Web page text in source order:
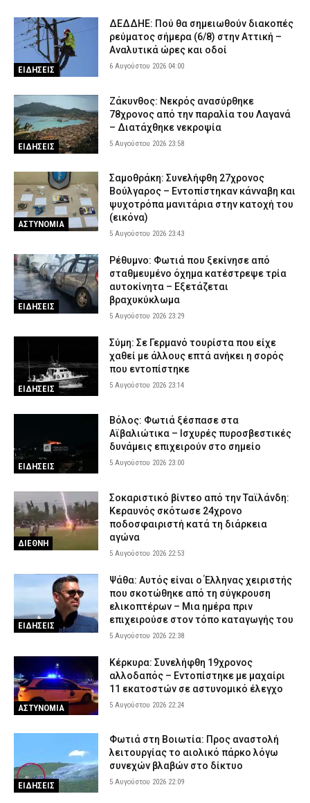
ΣΩΜΑΤΑ ΑΣΦΑΛΕΙΑΣ 5 Αυγούστου 2026 17:53
Οινόη – Χαλκίδα: Διακοπή σιδηροδρομικής γραμμής λόγω
φωτιάς – Τι ανακοίνωσε η Hellenic Train
ΕΙΔΗΣΕΙΣ 5 Αυγούστου 2026 17:42
Εκτεταμένες επιχειρήσεις της ΕΛ.ΑΣ. οδήγησαν σε 23
συλλήψεις στη Στερεά Ελλάδα
ΑΣΤΥΝΟΜΙΑ 5 Αυγούστου 2026 17:31
Σοκαριστικό βίντεο: Η στιγμή που η φωτιά εισβάλλει στο Πόρτο
Γερμενό και κατακαίει τα πάντα
ΕΙΔΗΣΕΙΣ 5 Αυγούστου 2026 17:18
Πολύ υψηλός κίνδυνος πυρκαγιάς την Πέμπτη – Σε Red Code
Αττική, Βοιωτία και Εύβοια
5 Αυγούστου 2026 17:07
Μπορεί ένα αυτοκίνητο να ξεπεράσει τα 300.000 χιλιόμετρα; –
Τι καθορίζει πραγματικά τη διάρκεια ζωής του
AUTO MOTO 5 Αυγούστου 2026 16:59
ΕΙΔΗΣΕΙΣ
ΔΕΔΔΗΕ: Πού θα σημειωθούν διακοπές
ρεύματος σήμερα (6/8) στην Αττική –
Αναλυτικά ώρες και οδοί
6 Αυγούστου 2026 04:00
ΕΙΔΗΣΕΙΣ
Ζάκυνθος: Νεκρός ανασύρθηκε
78χρονος από την παραλία του Λαγανά
– Διατάχθηκε νεκροψία
5 Αυγούστου 2026 23:58
ΑΣΤΥΝΟΜΙΑ
Σαμοθράκη: Συνελήφθη 27χρονος
Βούλγαρος – Εντοπίστηκαν κάνναβη και
ψυχοτρόπα μανιτάρια στην κατοχή του
(εικόνα)
5 Αυγούστου 2026 23:43
ΕΙΔΗΣΕΙΣ
Ρέθυμνο: Φωτιά που ξεκίνησε από
σταθμευμένο όχημα κατέστρεψε τρία
αυτοκίνητα – Εξετάζεται
βραχυκύκλωμα
5 Αυγούστου 2026 23:29
ΕΙΔΗΣΕΙΣ
Σύμη: Σε Γερμανό τουρίστα που είχε
χαθεί με άλλους επτά ανήκει η σορός
που εντοπίστηκε
5 Αυγούστου 2026 23:14
ΕΙΔΗΣΕΙΣ
Βόλος: Φωτιά ξέσπασε στα
Αϊβαλιώτικα – Ισχυρές πυροσβεστικές
δυνάμεις επιχειρούν στο σημείο
5 Αυγούστου 2026 23:00
ΔΙΕΘΝΗ
Σοκαριστικό βίντεο από την Ταϊλάνδη:
Κεραυνός σκότωσε 24χρονο
ποδοσφαιριστή κατά τη διάρκεια
αγώνα
5 Αυγούστου 2026 22:53
ΕΙΔΗΣΕΙΣ
Ψάθα: Αυτός είναι ο Έλληνας χειριστής
που σκοτώθηκε από τη σύγκρουση
ελικοπτέρων – Μια ημέρα πριν
επιχειρούσε στον τόπο καταγωγής του
5 Αυγούστου 2026 22:38
ΑΣΤΥΝΟΜΙΑ
Κέρκυρα: Συνελήφθη 19χρονος
αλλοδαπός – Εντοπίστηκε με μαχαίρι
11 εκατοστών σε αστυνομικό έλεγχο
5 Αυγούστου 2026 22:24
ΕΙΔΗΣΕΙΣ
Φωτιά στη Βοιωτία: Προς αναστολή
λειτουργίας το αιολικό πάρκο λόγω
συνεχών βλαβών στο δίκτυο
5 Αυγούστου 2026 22:09